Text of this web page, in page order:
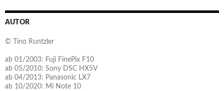
AUTOR
© Tino Runtzler
ab 01/2003: Fuji FinePix F10
ab 05/2010: Sony DSC HX5V
ab 04/2013: Panasonic LX7
ab 10/2020: Mi Note 10